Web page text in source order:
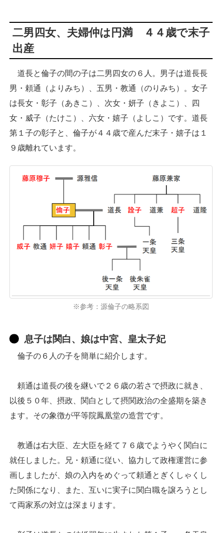
二男四女、夫婦仲は円満 ４４歳で末子
出産
道長と倫子の間の子は二男四女の６人。男子は道長長
男・頼通（よりみち）、五男・教通（のりみち）。女子
は長女・彰子（あきこ）、次女・妍子（きよこ）、四
女・威子（たけこ）、六女・嬉子（よしこ）です。道長
第１子の彰子と、倫子が４４歳で産んだ末子・嬉子は１
９歳離れています。
※参考：源倫子の略系図
息子は関白、娘は中宮、皇太子妃
倫子の６人の子を簡単に紹介します。
頼通は道長の後を継いで２６歳の若さで摂政に就き、
以後５０年、摂政、関白として摂関政治の全盛期を築き
ます。その象徴が平等院鳳凰堂の造営です。
教通は右大臣、左大臣を経て７６歳でようやく関白に
就任しました。兄・頼通に従い、協力して政権運営に参
画しましたが、娘の入内をめぐって頼通とぎくしゃくし
た関係になり、また、互いに実子に関白職を譲ろうとし
て両家系の対立は深まります。